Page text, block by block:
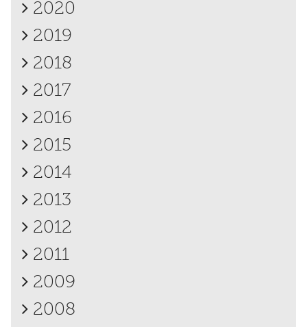
2020
2019
2018
2017
2016
2015
2014
2013
2012
2011
2009
2008